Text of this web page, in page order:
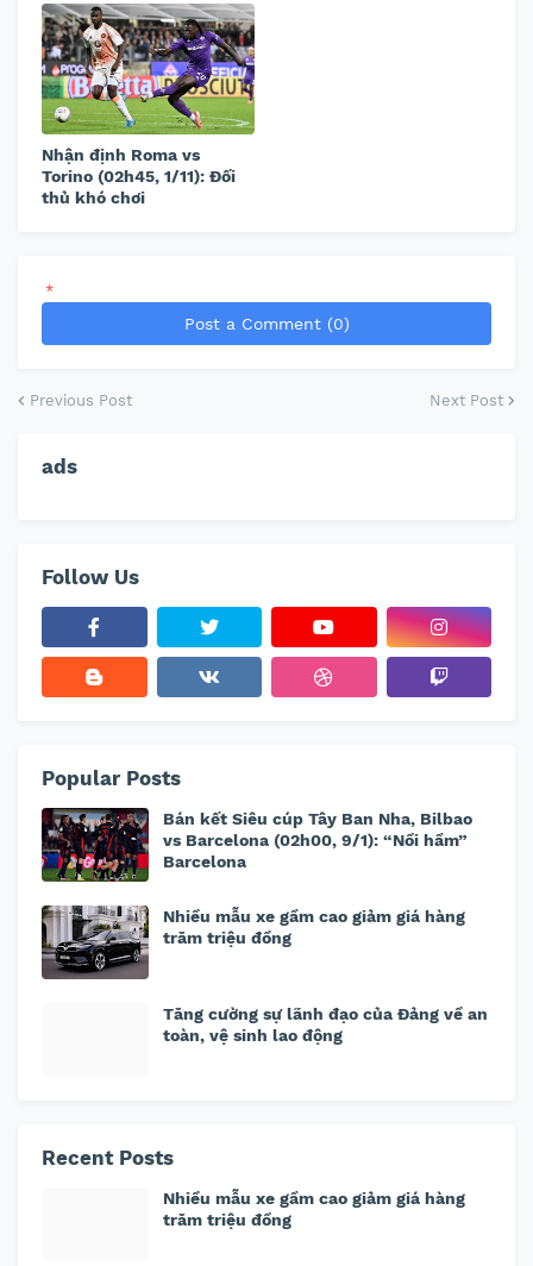
Nhận định Roma vs
Torino (02h45, 1/11): Đối
thủ khó chơi
*
Post a Comment (0)
Previous Post Next Post
ads
Follow Us
Popular Posts
Bán kết Siêu cúp Tây Ban Nha, Bilbao
vs Barcelona (02h00, 9/1): “Nồi hầm”
Barcelona
Nhiều mẫu xe gầm cao giảm giá hàng
trăm triệu đồng
Tăng cường sự lãnh đạo của Đảng về an
toàn, vệ sinh lao động
Recent Posts
Nhiều mẫu xe gầm cao giảm giá hàng
trăm triệu đồng